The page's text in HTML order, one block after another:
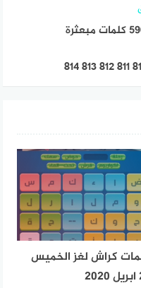
كراش لغز الخميس